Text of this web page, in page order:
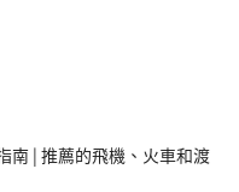
南 | 推薦的飛機、火車和渡